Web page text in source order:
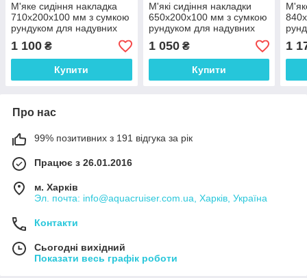
М'яке сидіння накладка
710х200х100 мм з сумкою
рундуком для надувних
човнів ПВХ, колір сірий
1 100 ₴
Купити
М'які сидіння накладки
650х200х100 мм з сумкою
рундуком для надувних
човнів ПВХ, колір сірий
1 050₴
Купити
1
Про нас
99% позитивних з 191 відгука за рік
Працює з 26.01.2016
м. Харків
Эл. почта: info@aquacruiser.com.ua, Харків, Україна
Контакти
Сьогодні вихідний
Показати весь графік роботи